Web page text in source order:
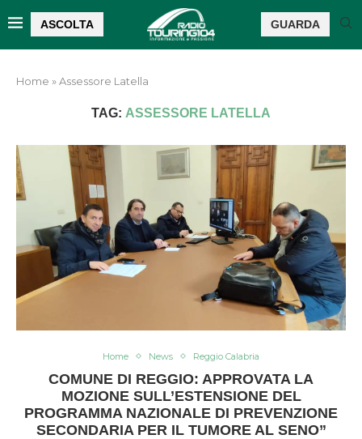
ASCOLTA GUARDA
Home »Assessore Latella
TAG: ASSESSORE LATELLA
Home News Reggio Calabria
COMUNE DI REGGIO: APPROVATA LA
MOZIONE SULL’ESTENSIONE DEL
PROGRAMMA NAZIONALE DI PREVENZIONE
SECONDARIA PER IL TUMORE AL SENO”